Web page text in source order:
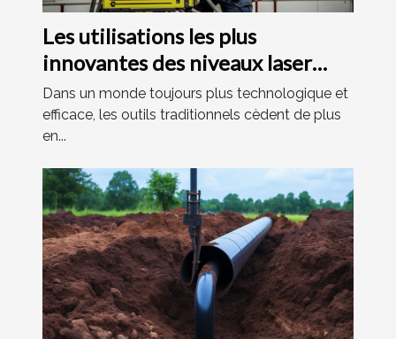
Les utilisations les plus
innovantes des niveaux laser
dans différents secteurs
Dans un monde toujours plus technologique et
efficace, les outils traditionnels cèdent de plus
en...